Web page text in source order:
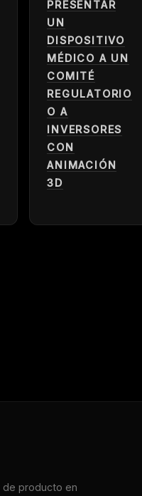
PRESENTAR
UN
DISPOSITIVO
MÉDICO A UN
COMITÉ
REGULATORIO
O A
INVERSORES
CON
ANIMACIÓN
3D
de producto en